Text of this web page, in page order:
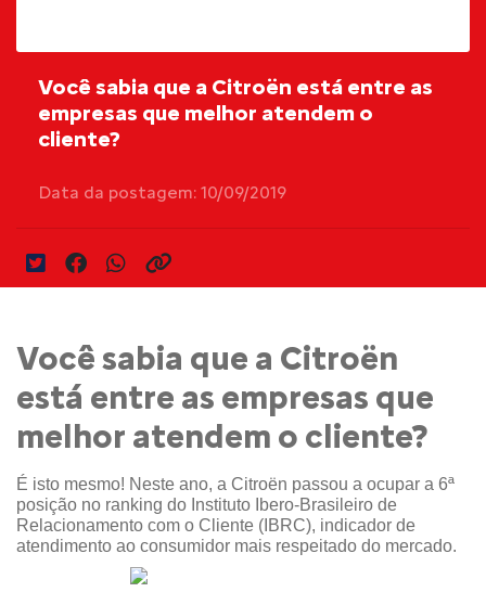
Você sabia que a Citroën está entre as
empresas que melhor atendem o
cliente?
Data da postagem: 10/09/2019
Você sabia que a Citroën
está entre as empresas que
melhor atendem o cliente?
É isto mesmo! Neste ano, a Citroën passou a ocupar a 6ª
posição no ranking do Instituto Ibero-Brasileiro de
Relacionamento com o Cliente (IBRC), indicador de
atendimento ao consumidor mais respeitado do mercado.